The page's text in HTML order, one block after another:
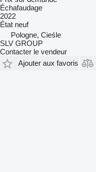
Échafaudage
2022
État neuf
Pologne, Cieśle
SLV GROUP
Contacter le vendeur
Ajouter aux favoris